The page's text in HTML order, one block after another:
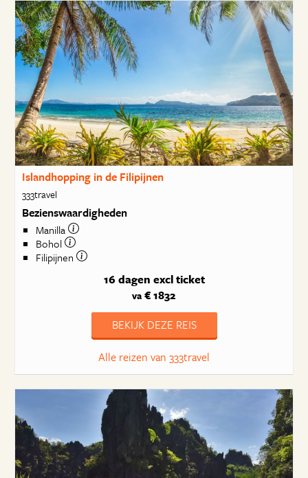
Islandhopping in de Filipijnen
333travel
Bezienswaardigheden
Manilla
Bohol
Filipijnen
16 dagen excl ticket
va € 1832
BEKIJK DEZE REIS
Alle reizen van 333travel